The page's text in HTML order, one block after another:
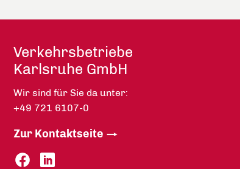
Verkehrsbetriebe
Karlsruhe GmbH
Wir sind für Sie da unter:
+49 721 6107-0
Zur Kontaktseite